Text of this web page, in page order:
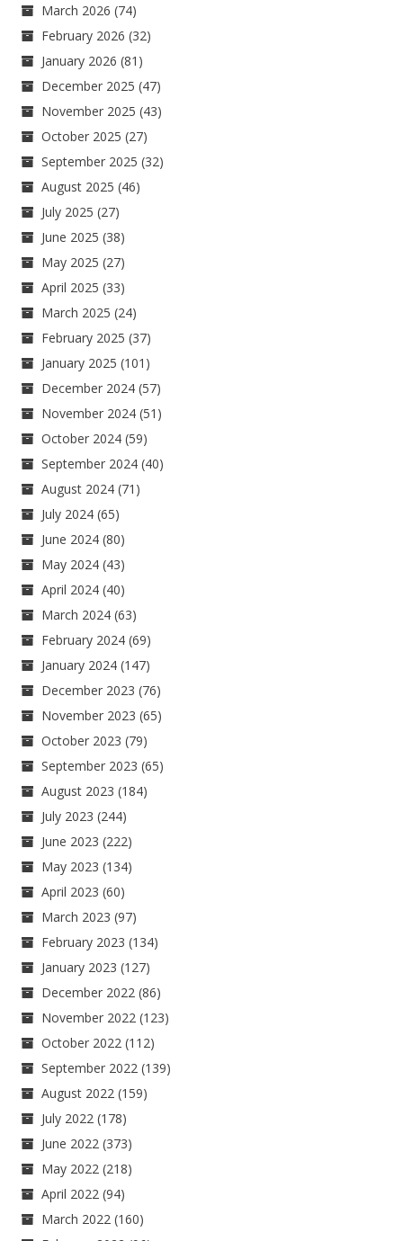
March 2026 (74)
February 2026 (32)
January 2026 (81)
December 2025 (47)
November 2025 (43)
October 2025 (27)
September 2025 (32)
August 2025 (46)
July 2025 (27)
June 2025 (38)
May 2025 (27)
April 2025 (33)
March 2025 (24)
February 2025 (37)
January 2025 (101)
December 2024 (57)
November 2024 (51)
October 2024 (59)
September 2024 (40)
August 2024 (71)
July 2024 (65)
June 2024 (80)
May 2024 (43)
April 2024 (40)
March 2024 (63)
February 2024 (69)
January 2024 (147)
December 2023 (76)
November 2023 (65)
October 2023 (79)
September 2023 (65)
August 2023 (184)
July 2023 (244)
June 2023 (222)
May 2023 (134)
April 2023 (60)
March 2023 (97)
February 2023 (134)
January 2023 (127)
December 2022 (86)
November 2022 (123)
October 2022 (112)
September 2022 (139)
August 2022 (159)
July 2022 (178)
June 2022 (373)
May 2022 (218)
April 2022 (94)
March 2022 (160)